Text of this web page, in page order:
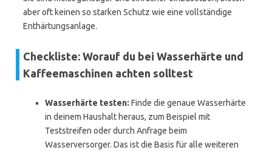
aber oft keinen so starken Schutz wie eine vollständige
Enthärtungsanlage.
Checkliste: Worauf du bei Wasserhärte und
Kaffeemaschinen achten solltest
Wasserhärte testen: Finde die genaue Wasserhärte
in deinem Haushalt heraus, zum Beispiel mit
Teststreifen oder durch Anfrage beim
Wasserversorger. Das ist die Basis für alle weiteren